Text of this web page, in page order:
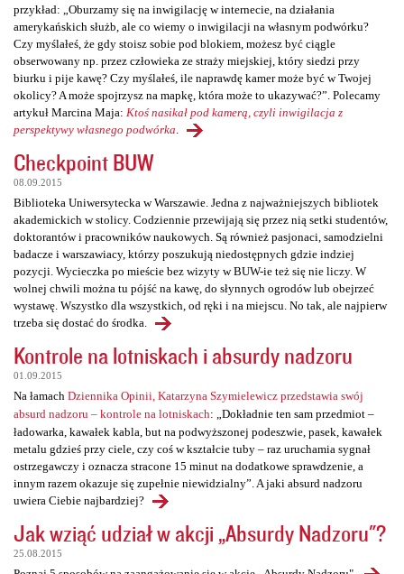
przykład: „Oburzamy się na inwigilację w internecie, na działania
amerykańskich służb, ale co wiemy o inwigilacji na własnym podwórku?
Czy myślałeś, że gdy stoisz sobie pod blokiem, możesz być ciągle
obserwowany np. przez człowieka ze straży miejskiej, który siedzi przy
biurku i pije kawę? Czy myślałeś, ile naprawdę kamer może być w Twojej
okolicy? A może spojrzysz na mapkę, która może to ukazywać?”. Polecamy
artykuł Marcina Maja: Ktoś nasikał pod kamerą, czyli inwigilacja z
perspektywy własnego podwórka
Checkpoint BUW
08.09.2015
Biblioteka Uniwersytecka w Warszawie. Jedna z najważniejszych bibliotek
akademickich w stolicy. Codziennie przewijają się przez nią setki studentów,
doktorantów i pracowników naukowych. Są również pasjonaci, samodzielni
badacze i warszawiacy, którzy poszukują niedostępnych gdzie indziej
pozycji. Wycieczka po mieście bez wizyty w BUW-ie też się nie liczy. W
wolnej chwili można tu pójść na kawę, do słynnych ogrodów lub obejrzeć
wystawę. Wszystko dla wszystkich, od ręki i na miejscu. No tak, ale najpierw
trzeba się dostać do środka.
Kontrole na lotniskach i absurdy nadzoru
01.09.2015
Na łamach Dziennika Opinii, Katarzyna Szymielewicz przedstawia swój
absurd nadzoru – kontrole na lotniskach: „Dokładnie ten sam przedmiot –
ładowarka, kawałek kabla, but na podwyższonej podeszwie, pasek, kawałek
metalu gdzieś przy ciele, czy coś w kształcie tuby – raz uruchamia sygnał
ostrzegawczy i oznacza stracone 15 minut na dodatkowe sprawdzenie, a
innym razem okazuje się zupełnie niewidzialny”. A jaki absurd nadzoru
uwiera Ciebie najbardziej?
Jak wziąć udział w akcji „Absurdy Nadzoru"?
25.08.2015